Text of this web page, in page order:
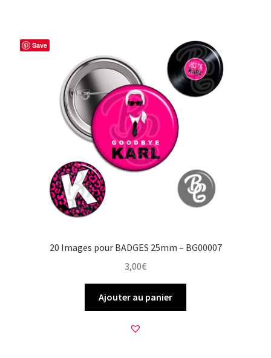
Save
20 Images pour BADGES 25mm – BG00007
3,00€
Ajouter au panier